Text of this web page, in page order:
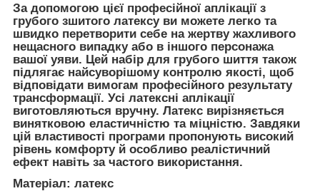
За допомогою цієї професійної аплікації з
грубого зшитого латексу ви можете легко та
швидко перетворити себе на жертву жахливого
нещасного випадку або в іншого персонажа
вашої уяви. Цей набір для грубого шиття також
підлягає найсуворішому контролю якості, щоб
відповідати вимогам професійного результату
трансформації. Усі латексні аплікації
виготовляються вручну. Латекс вирізняється
винятковою еластичністю та міцністю. Завдяки
цій властивості програми пропонують високий
рівень комфорту й особливо реалістичний
ефект навіть за частого використання.
Матеріал: латекс